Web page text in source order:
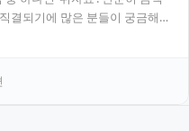
결되기에 많은 분들이 궁금해